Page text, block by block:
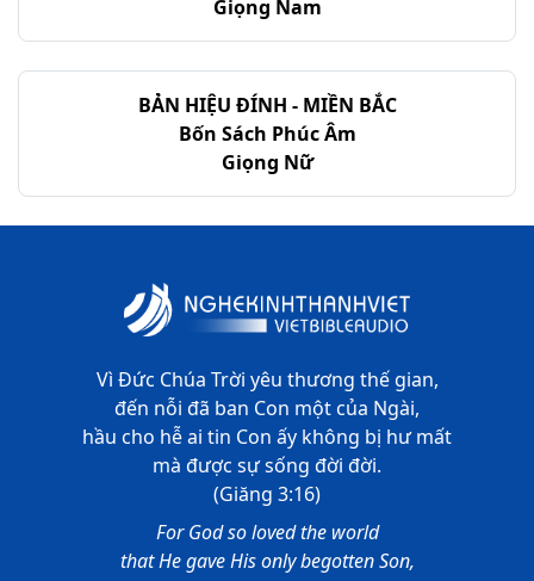
Giọng Nam
BẢN HIỆU ĐÍNH - MIỀN BẮC
Bốn Sách Phúc Âm
Giọng Nữ
Vì Đức Chúa Trời yêu thương thế gian,
đến nỗi đã ban Con một của Ngài,
hầu cho hễ ai tin Con ấy không bị hư mất
mà được sự sống đời đời.
(Giăng 3:16)
For God so loved the world
that He gave His only begotten Son,